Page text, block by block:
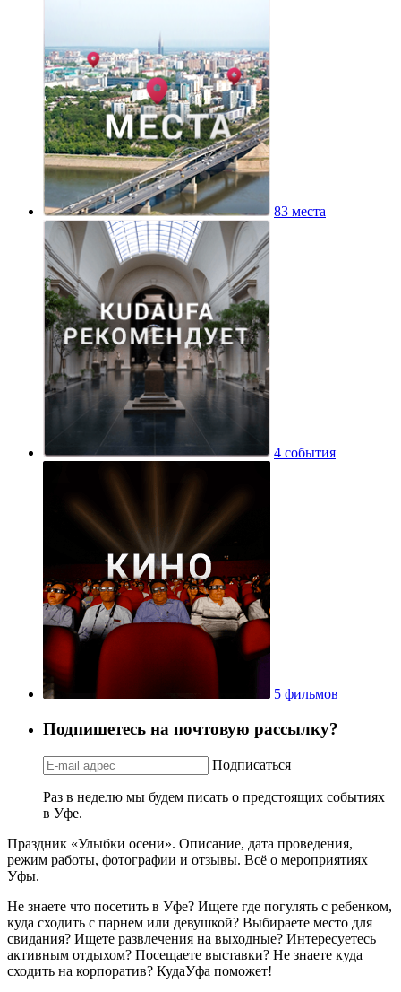
83 места
4 события
5 фильмов
Подпишетесь на почтовую рассылку?
Подписаться
Раз в неделю мы будем писать о предстоящих событиях
в Уфе.
Праздник «Улыбки осени». Описание, дата проведения,
режим работы, фотографии и отзывы. Всё о мероприятиях
Уфы.
Не знаете что посетить в Уфе? Ищете где погулять с ребенком,
куда сходить с парнем или девушкой? Выбираете место для
свидания? Ищете развлечения на выходные? Интересуетесь
активным отдыхом? Посещаете выставки? Не знаете куда
сходить на корпоратив? КудаУфа поможет!